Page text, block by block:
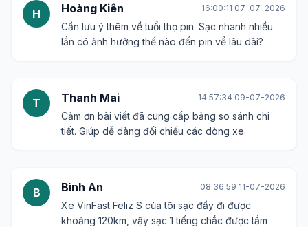
H Hoàng Kiên 16:00:11 07-07-2026
Cần lưu ý thêm về tuổi thọ pin. Sạc nhanh nhiều
lần có ảnh hưởng thế nào đến pin về lâu dài?
T Thanh Mai 14:57:34 09-07-2026
Cảm ơn bài viết đã cung cấp bảng so sánh chi
tiết. Giúp dễ dàng đối chiếu các dòng xe.
B Bình An 08:36:59 11-07-2026
Xe VinFast Feliz S của tôi sạc đầy đi được
khoảng 120km, vậy sạc 1 tiếng chắc được tầm